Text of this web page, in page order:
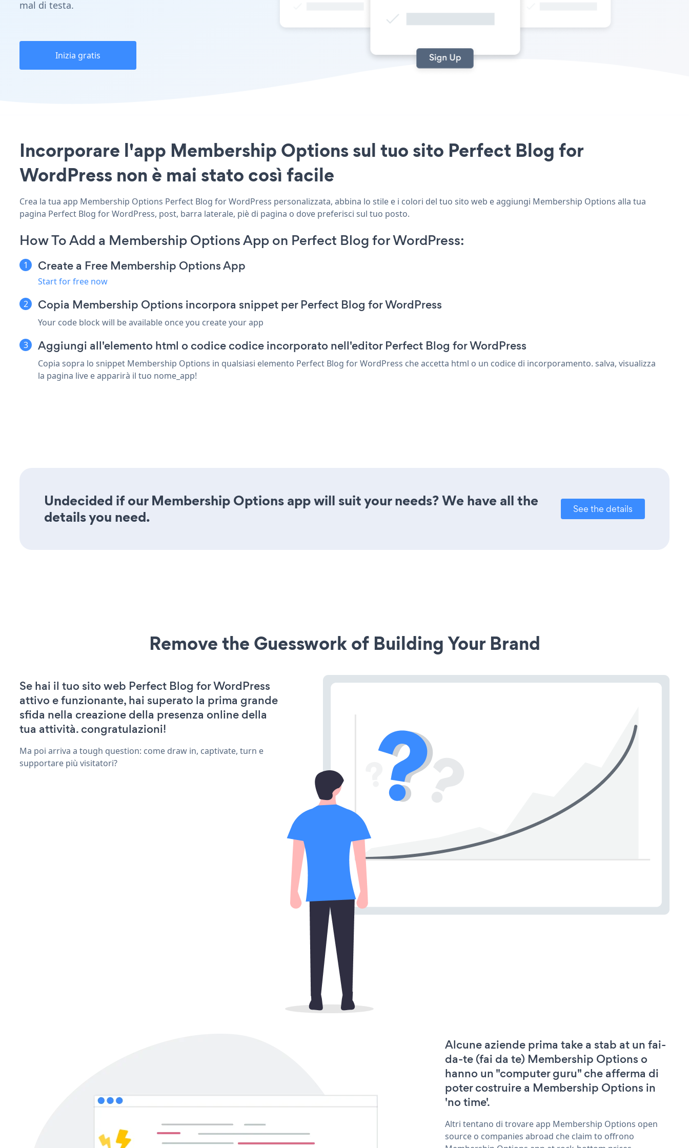
mal di testa.
Inizia gratis
Incorporare l'app Membership Options sul tuo sito Perfect Blog for
WordPress non è mai stato così facile
Crea la tua app Membership Options Perfect Blog for WordPress personalizzata, abbina lo stile e i colori del tuo sito web e aggiungi Membership Options alla tua
pagina Perfect Blog for WordPress, post, barra laterale, piè di pagina o dove preferisci sul tuo posto.
How To Add a Membership Options App on Perfect Blog for WordPress:
Create a Free Membership Options App
Start for free now
Copia Membership Options incorpora snippet per Perfect Blog for WordPress
Your code block will be available once you create your app
Aggiungi all'elemento html o codice codice incorporato nell'editor Perfect Blog for WordPress
Copia sopra lo snippet Membership Options in qualsiasi elemento Perfect Blog for WordPress che accetta html o un codice di incorporamento. salva, visualizza
la pagina live e apparirà il tuo nome_app!
Undecided if our Membership Options app will suit your needs? We have all the
details you need.
See the details
Remove the Guesswork of Building Your Brand
Se hai il tuo sito web Perfect Blog for WordPress
attivo e funzionante, hai superato la prima grande
sfida nella creazione della presenza online della
tua attività. congratulazioni!
Ma poi arriva a tough question: come draw in, captivate, turn e
supportare più visitatori?
Alcune aziende prima take a stab at un fai-
da-te (fai da te) Membership Options o
hanno un "computer guru" che afferma di
poter costruire a Membership Options in
'no time'.
Altri tentano di trovare app Membership Options open
source o companies abroad che claim to offrono